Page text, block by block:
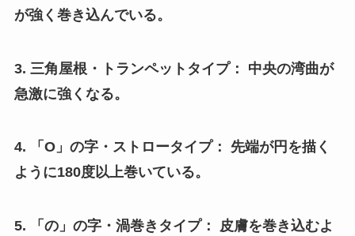
が強く巻き込んでいる。
3. 三角屋根・トランペットタイプ： 中央の湾曲が
急激に強くなる。
4. 「O」の字・ストロータイプ： 先端が円を描く
ように180度以上巻いている。
5. 「の」の字・渦巻きタイプ： 皮膚を巻き込むよ